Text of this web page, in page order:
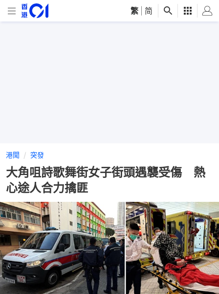
繁 简
港聞 突發
大角咀詩歌舞街女子街頭遇襲受傷 熱
心途人合力擒匪